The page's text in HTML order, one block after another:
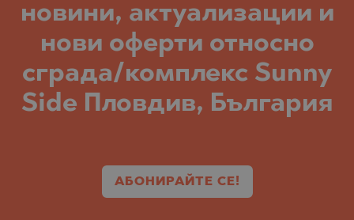
новини, актуализации и
нови оферти относно
сграда/комплекс Sunny
Side Пловдив, България
АБОНИРАЙТЕ СЕ!